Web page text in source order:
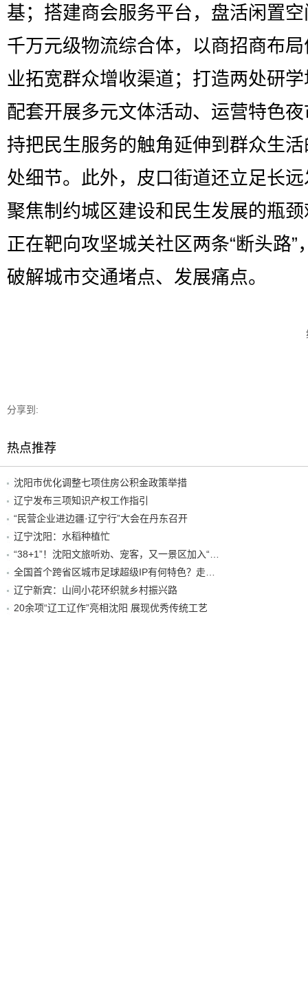
基；搭建商会服务平台，盘活闲置
千万元级物流综合体，以商招商布
业拓宽群众增收渠道；打造两处研
配套开展多元文体活动、运营特色
持把民生服务的触角延伸到群众生
处细节。此外，皮口街道还立足长
聚焦制约城区建设和民生发展的瓶
正在靶向攻坚城关社区两条“断头路”
破解城市交通堵点、发展痛点。
分享到:
热点推荐
沈阳市优化调整七项住房公积金政策举措
辽宁发布三项知识产权工作指引
“民营企业进边疆·辽宁行”大会在丹东召开
辽宁沈阳：水稻种植忙
辽宁新宾：山间小花环织就乡村振兴路
20余项“辽工辽作”亮相沈阳 展现优秀传统工艺